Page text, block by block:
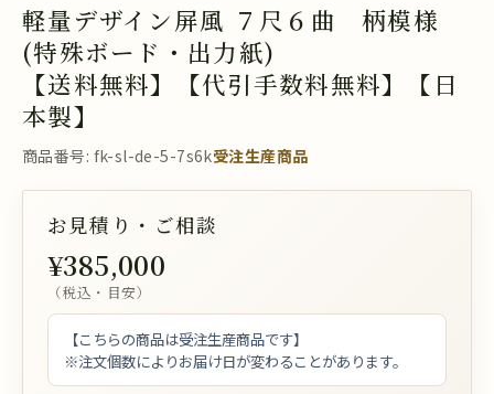
軽量デザイン屏風 ７尺６曲 柄模様
(特殊ボード・出力紙)
【送料無料】【代引手数料無料】【日
本製】
商品番号: fk-sl-de-5-7s6k受注生産商品
お見積り・ご相談
¥385,000
（税込・目安）
【こちらの商品は受注生産商品です】
※注文個数によりお届け日が変わることがあります。